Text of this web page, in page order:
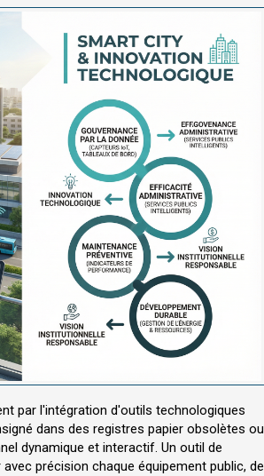
par l'intégration d'outils technologiques
dans des registres papier obsolètes ou
dynamique et interactif. Un outil de
précision chaque équipement public, de